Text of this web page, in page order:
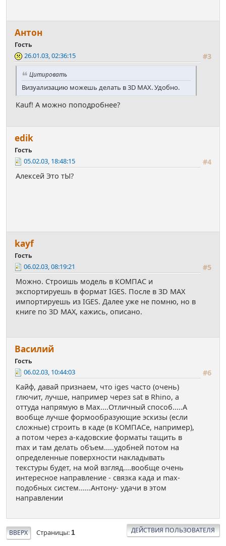
Антон
Гость
#3
26.01.03, 02:36:15
Цитировать
Визуализацию можешь делать в 3D MAX. Удобно.
Kauf! А можно поподробнее?
edik
Гость
#4
05.02.03, 18:48:15
Алексей Это тЫ?
kayf
Гость
#5
06.02.03, 08:19:21
Можно. Строишь модель в КОМПАС и
экспортируешь в формат IGES. После в 3D MAX
импортируешь из IGES. Далее уже не помню, но в
книге по 3D MAX, кажись, описано.
Василий
Гость
#6
06.02.03, 10:44:03
Кайф, давай признаем, что iges часто (очень)
глючит, лучше, например через sat в Rhino, а
оттуда напрямую в Max....Отличный способ.....А
вообще лучше формообразующие эскизы (если
сложные) строить в каде (в КОМПАСе, например),
а потом через а-кадовские форматы тащить в
max и там делать объем.....удобней потом на
определенные поверхности накладывать
текстуры будет, на мой взгляд....вообще очень
интересное направление - связка када и max-
подобных систем......Антону- удачи в этом
направлении
ВВЕРХ Страницы 1 ДЕЙСТВИЯ ПОЛЬЗОВАТЕЛЯ